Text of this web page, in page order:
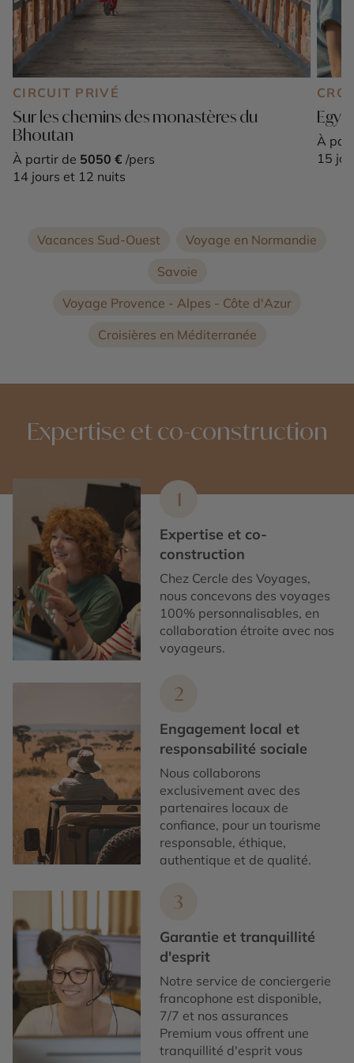
CIRCUIT PRIVÉ
Sur les chemins des monastères du
Bhoutan
À partir de 5050 € /pers
14 jours et 12 nuits
À
15
Vacances Sud-Ouest
Voyage en Normandie
Savoie
Voyage Provence - Alpes - Côte d'Azur
Croisières en Méditerranée
Expertise et co-construction
1
Expertise et co-
construction
Chez Cercle des Voyages,
nous concevons des voyages
100% personnalisables, en
collaboration étroite avec nos
voyageurs.
2
Engagement local et
responsabilité sociale
Nous collaborons
exclusivement avec des
partenaires locaux de
confiance, pour un tourisme
responsable, éthique,
authentique et de qualité.
3
Garantie et tranquillité
d'esprit
Notre service de conciergerie
francophone est disponible,
7/7 et nos assurances
Premium vous offrent une
tranquillité d'esprit vous